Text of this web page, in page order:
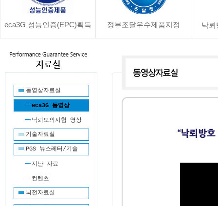
eca3G 성능인증(EPC)획득 정부조달우수제품지정 낙뢰
동영상자료실
eca3G 동영상
낙뢰모의시험 영상
기술자료실
PGS 뉴스레터/기술
지난 자료
컨텐츠
뇌전자료실